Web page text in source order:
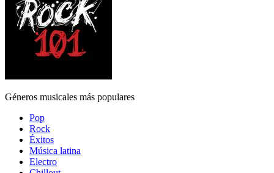
Géneros musicales más populares
Pop
Rock
Éxitos
Música latina
Electro